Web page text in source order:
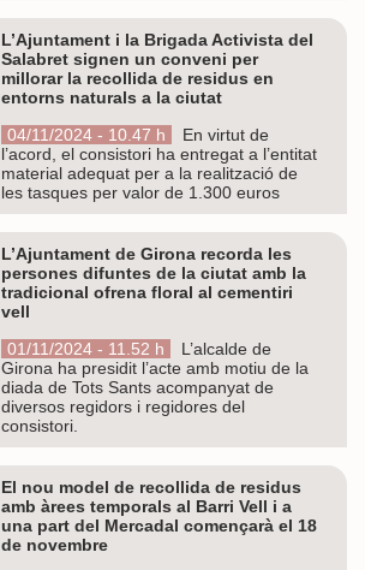
L’Ajuntament i la Brigada Activista del
Salabret signen un conveni per
millorar la recollida de residus en
entorns naturals a la ciutat
04/11/2024 - 10.47 h
En virtut de
l’acord, el consistori ha entregat a l’entitat
material adequat per a la realització de
les tasques per valor de 1.300 euros
L’Ajuntament de Girona recorda les
persones difuntes de la ciutat amb la
tradicional ofrena floral al cementiri
vell
01/11/2024 - 11.52 h
L’alcalde de
Girona ha presidit l’acte amb motiu de la
diada de Tots Sants acompanyat de
diversos regidors i regidores del
consistori.
El nou model de recollida de residus
amb àrees temporals al Barri Vell i a
una part del Mercadal començarà el 18
de novembre